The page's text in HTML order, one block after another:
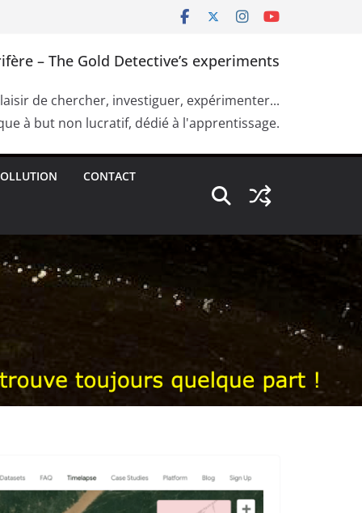
– The Gold Detective’s experiments
de chercher, investiguer, expérimenter...
à but non lucratif, dédié à l'apprentissage.
CONTACT